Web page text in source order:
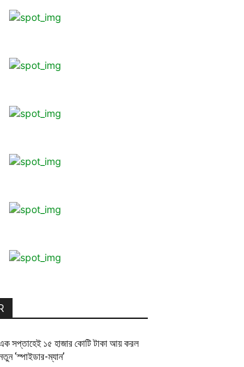
সপ্তাহেই ১৫ হাজার কোটি টাকা আয় করল
‘স্পাইডার-ম্যান’